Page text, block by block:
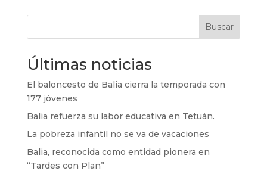
Buscar
Últimas noticias
El baloncesto de Balia cierra la temporada con
177 jóvenes
Balia refuerza su labor educativa en Tetuán.
La pobreza infantil no se va de vacaciones
Balia, reconocida como entidad pionera en
“Tardes con Plan”